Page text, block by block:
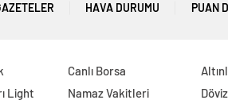
HAVA DURUMU PUAN
Light
Canlı Borsa
Namaz Vakitleri